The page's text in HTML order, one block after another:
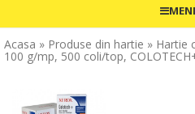
Acasa » Produse din hartie » Hartie
100 g/mp, 500 coli/top,